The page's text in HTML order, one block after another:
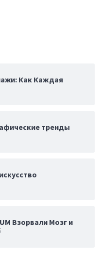
Как Каждая
тренды
Взорвали Мозг и